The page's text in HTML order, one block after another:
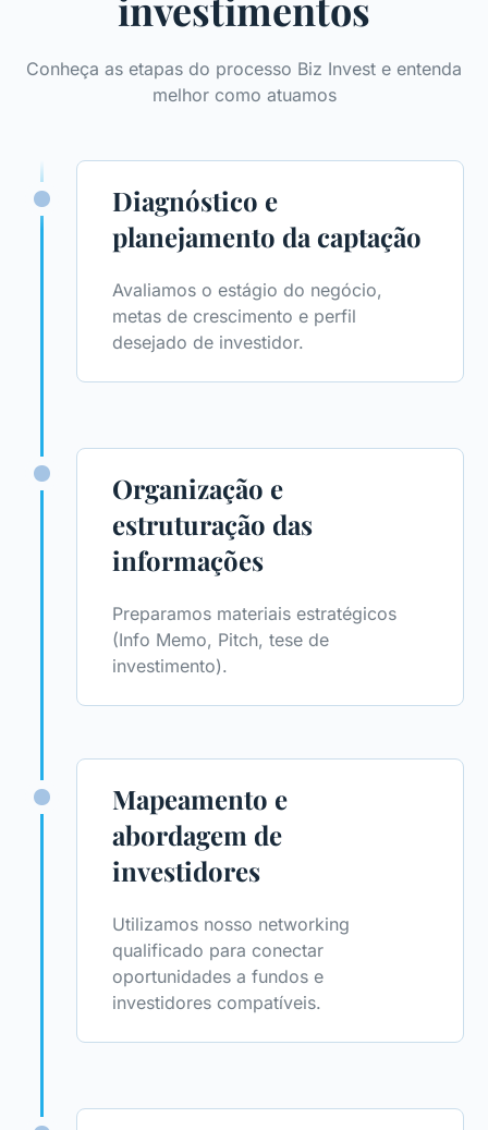
Conheça as etapas do processo Biz Invest e entenda
melhor como atuamos
Diagnóstico e
planejamento da captação
Avaliamos o estágio do negócio,
metas de crescimento e perfil
desejado de investidor.
Organização e
estruturação das
informações
Preparamos materiais estratégicos
(Info Memo, Pitch, tese de
investimento).
Mapeamento e
abordagem de
investidores
Utilizamos nosso networking
qualificado para conectar
oportunidades a fundos e
investidores compatíveis.